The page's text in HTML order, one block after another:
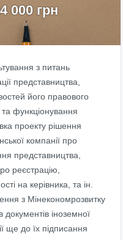
000 грн
з питань
представництва,
його правового
та функціонування
проекту рішення
компанії про
представництва,
реєстрацію,
на керівника, та ін.
з Мінекономрозвитку
документів іноземної
ще до їх підписання